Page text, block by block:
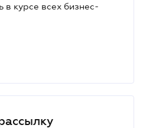
в курсе всех бизнес-